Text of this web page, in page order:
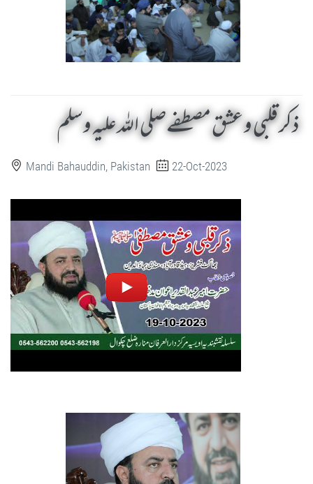
ذکر قلبی و عشق مصطفےصلی اللہ علیہ وسلم
Mandi Bahauddin, Pakistan 22-Oct-2023